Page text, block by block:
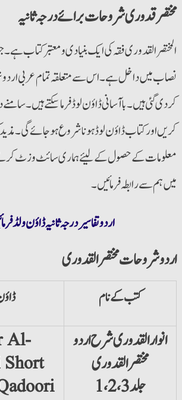
مختصر قدوری شروحات برائے درجہ ثانیہ
المختصر القدوری فقہ کی ایک بنیادی و معتبر کتاب ہے۔
نصاب میں داخل ہے۔ اس سے متعلقہ تمام عربی اردو
کردی گئی ہیں۔ با آسانی ڈاؤن لوڈ فرما سکتے ہیں۔
کریں اور کتاب ڈاؤن لوڈ ہونا شروع ہوجائے گی۔
معلومات کے حصول کے لیئے ہماری سائٹ وزٹ
میں ہم سے رابطہ فرمائیں۔
اردو تفاسیر درجہ ثانیہ ڈاؤن ولڈ
اردو شروحات مختصر القدوری
کتب کے نام
Al-
انوار القدوری شرح اردو
مختصر القدوری
جلد 1،2،3